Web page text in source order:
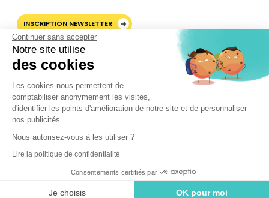
Continuer sans accepter
Notre site utilise
des cookies
Les cookies nous permettent de
comptabiliser anonymement les visites,
d'identifier les points d'amélioration de notre site et de personnaliser
nos publicités.
Nous autorisez-vous à les utiliser ?
Lire la politique de confidentialité
Consentements certifiés par
Je choisis OK pour moi
INSCRIPTION NEWSLETTER
AJOUTER CRÉACTIFS COMME
SOURCE PRÉFÉRÉE SUR
GOOGLE
©2024 CréActifs. Tous droits réservés.
Mentions légales•CGV•FAQ